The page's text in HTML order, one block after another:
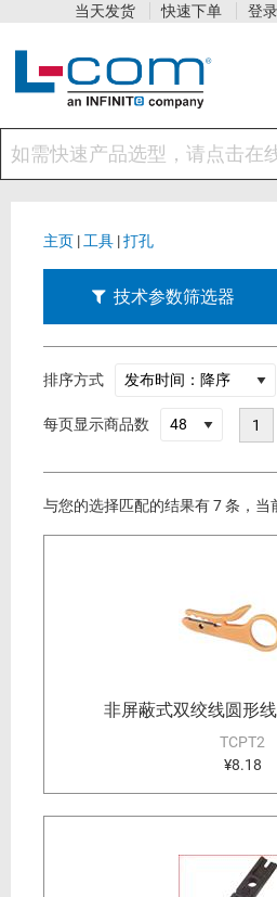
当天发货 快速下单 登录
主页 | 工具 |打孔
技术参数筛选器
排序方式
每页显示商品数 1
与您的选择匹配的结果有 7 条，当
非屏蔽式双绞线圆形
TCPT2
¥8.18